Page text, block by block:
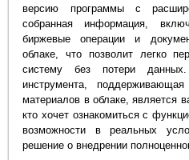
версию программы с
собранная информация,
биржевые операции и
облаке, что позволит легко
систему без потери
инструмента, поддерживающая
материалов в облаке, является
кто хочет ознакомиться с
возможности в реальных
решение о внедрении